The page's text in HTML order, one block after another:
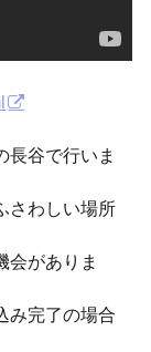
長谷で行いま
さわしい場所
会がありま
み完了の場合